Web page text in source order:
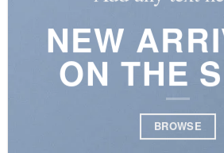
NEW
ON THE
BROWSE